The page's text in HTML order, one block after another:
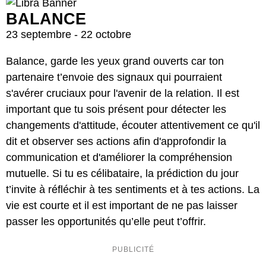
BALANCE
23 septembre - 22 octobre
Balance, garde les yeux grand ouverts car ton
partenaire t’envoie des signaux qui pourraient
s'avérer cruciaux pour l'avenir de la relation. Il est
important que tu sois présent pour détecter les
changements d'attitude, écouter attentivement ce qu'il
dit et observer ses actions afin d'approfondir la
communication et d'améliorer la compréhension
mutuelle. Si tu es célibataire, la prédiction du jour
t’invite à réfléchir à tes sentiments et à tes actions. La
vie est courte et il est important de ne pas laisser
passer les opportunités qu’elle peut t’offrir.